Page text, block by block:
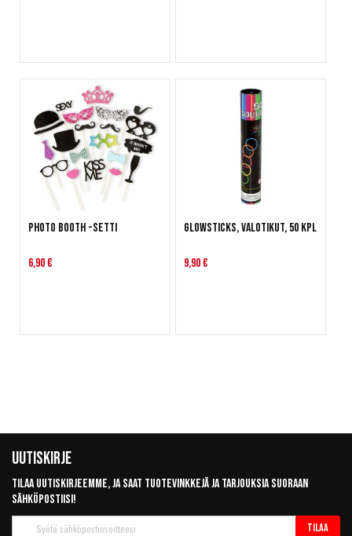
Photo Booth -setti
6,90 €
Glowsticks, valotikut, 50 kpl
9,90 €
Uutiskirje
Tilaa uutiskirjeemme, ja saat tuotevinkkejä ja tarjouksia suoraan
sähköpostiisi!
Tilaa